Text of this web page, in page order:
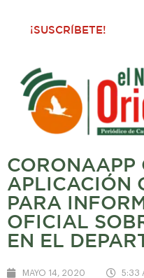
¡SUSCRÍBETE!
CORONAAPP
APLICACIÓN
PARA
OFICIAL
EN EL
MAYO 14, 2020 5:33